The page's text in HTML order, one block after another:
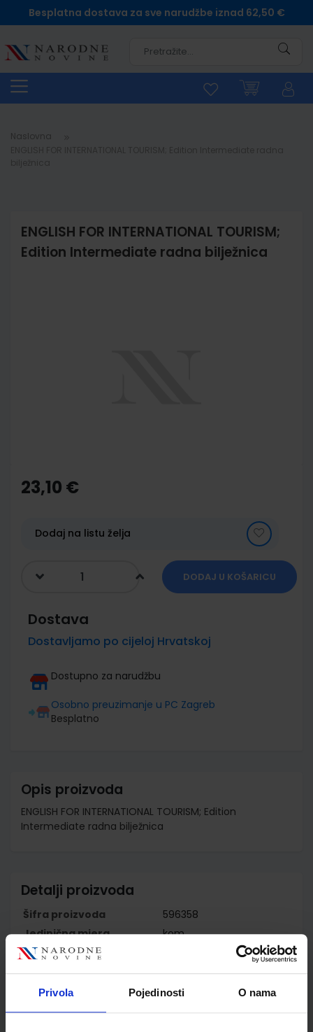
Privola Pojedinosti O nama
Besplatna dostava za sve narudžbe iznad 62,50 €
Naslovna
ENGLISH FOR INTERNATIONAL TOURISM;
Edition Intermediate radna bilježnica
the
beginning
gallery
23,10 €
Dodaj na listu želja
DODAJ U KOŠARICU
Dostava
Dostavljamo po cijeloj Hrvatskoj
Dostupno za narudžbu
Osobno preuzimanje u PC Zagreb
Besplatno
Opis proizvoda
ENGLISH FOR INTERNATIONAL TOURISM; Edition
Intermediate radna bilježnica
Detalji proizvoda
Šifra proizvoda
596358
Jedinična mjera
kom
Nakladnik
NAKLADA LJEVAK d.o.o.
Autor
Louis Harrison
Školski razred
10 1.RAZRED SŠ
Vrsta školske knjige